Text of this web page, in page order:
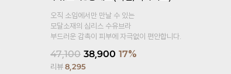
오직 소임에서만 만날 수 있는
모달소재의 심리스 수유브라
부드러운 감촉이 피부에 자극없이 편안합니다.
47,100 38,900 17%
리뷰 8,295